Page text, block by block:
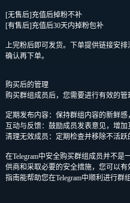
[无售后]充值后掉粉不补
[有售后]充值后30天内掉粉包补
上完粉后即可发货。下单提供链接安
确认再下单。
购买后的管理
购买群组成员后，您需要进行有效的管
定期发布内容：保持群组内容的新鲜感
互动与反馈：鼓励成员发表意见，增加
清理无效成员：定期检查并移除不活跃
在Telegram中安全购买群组成员并不
供商和采取必要的安全措施，您可以
指南能帮助您在Telegram中顺利进行群